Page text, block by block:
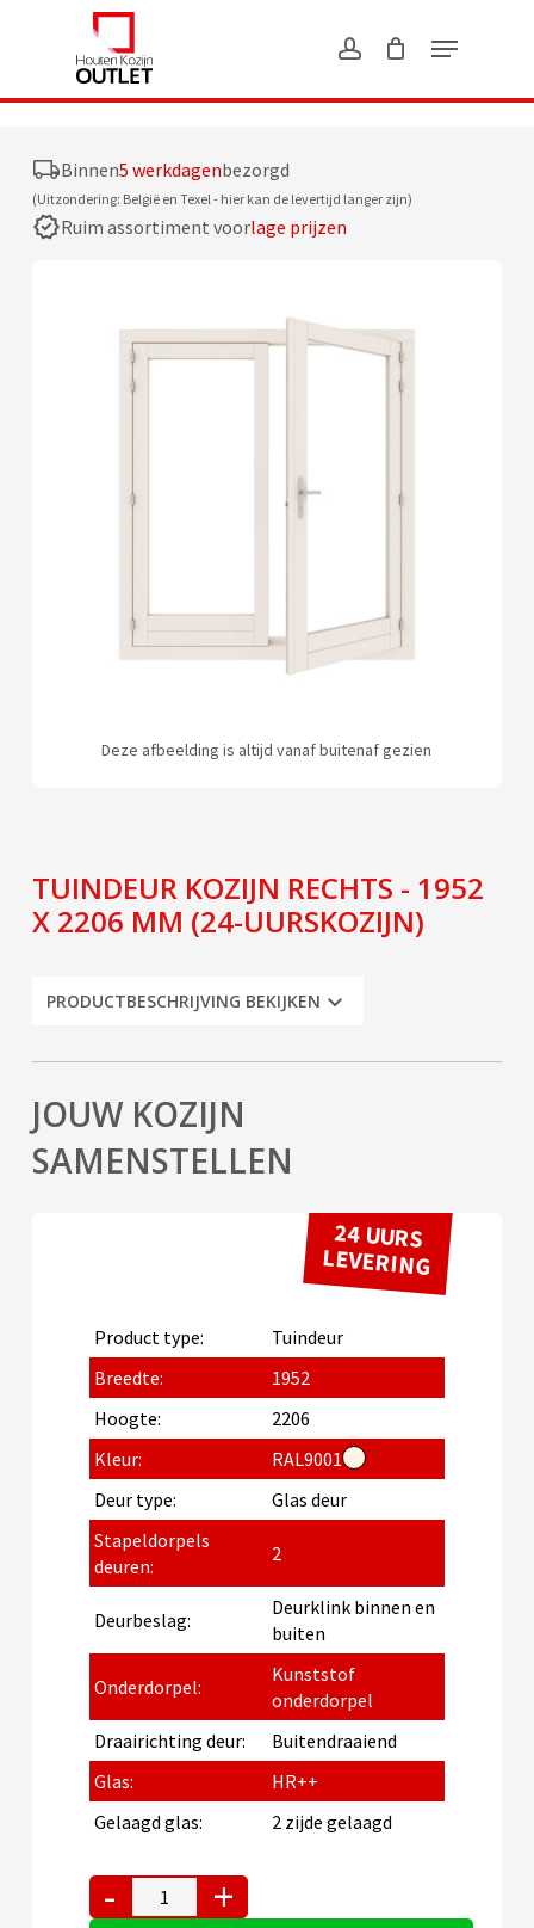
Binnen5 werkdagenbezorgd
(Uitzondering: België en Texel - hier kan de levertijd langer zijn)
Ruim assortiment voorlage prijzen
Deze afbeelding is altijd vanaf buitenaf gezien
TUINDEUR KOZIJN RECHTS - 1952
X 2206 MM (24-UURSKOZIJN)
PRODUCTBESCHRIJVING BEKIJKEN
JOUW KOZIJN
SAMENSTELLEN
24 UURS
LEVERING
Product type:
Tuindeur
Breedte:
1952
Hoogte:
2206
Kleur:
RAL9001
Deur type:
Glas deur
Stapeldorpels
deuren:
2
Deurbeslag:
Deurklink binnen en
buiten
Onderdorpel:
Kunststof
onderdorpel
Draairichting deur:
Buitendraaiend
Glas:
HR++
Gelaagd glas:
2 zijde gelaagd
-
Tuindeur
kozijn
+